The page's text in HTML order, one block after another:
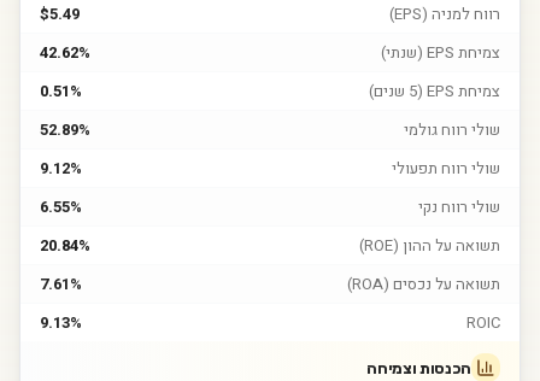
רווח למניה (EPS)
$5.49
צמיחת EPS (שנתי)
42.62%
צמיחת EPS (5 שנים)
0.51%
שולי רווח גולמי
52.89%
שולי רווח תפעולי
9.12%
שולי רווח נקי
6.55%
תשואה על ההון (ROE)
20.84%
תשואה על נכסים (ROA)
7.61%
ROIC
9.13%
הכנסות וצמיחה